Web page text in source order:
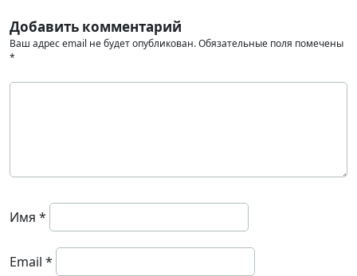
Добавить комментарий
Ваш адрес email не будет опубликован.Обязательные поля помечены
*
Имя *
Email *